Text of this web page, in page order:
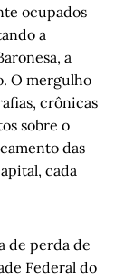
ocupados
a
a
O mergulho
crônicas
sobre o
das
cada
de perda de
Federal do